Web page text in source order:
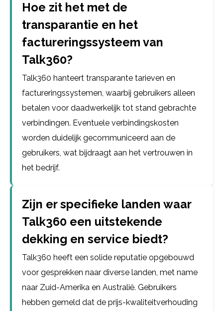
Hoe zit het met de
transparantie en het
factureringssysteem van
Talk360?
Talk360 hanteert transparante tarieven en
factureringssystemen, waarbij gebruikers alleen
betalen voor daadwerkelijk tot stand gebrachte
verbindingen. Eventuele verbindingskosten
worden duidelijk gecommuniceerd aan de
gebruikers, wat bijdraagt aan het vertrouwen in
het bedrijf.
Zijn er specifieke landen waar
Talk360 een uitstekende
dekking en service biedt?
Talk360 heeft een solide reputatie opgebouwd
voor gesprekken naar diverse landen, met name
naar Zuid-Amerika en Australië. Gebruikers
hebben gemeld dat de prijs-kwaliteitverhouding